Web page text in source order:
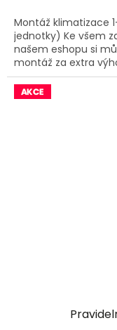
Montáž klimatizace
jednotky) Ke všem
našem eshopu si
montáž za extra